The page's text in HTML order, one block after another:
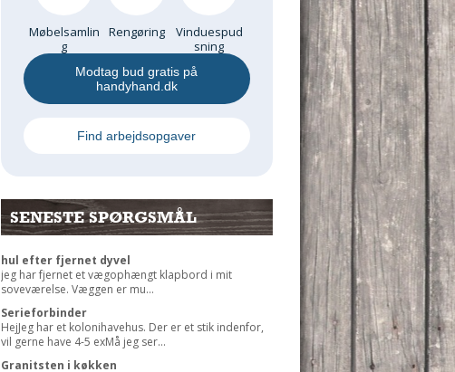
Møbelsamlin
g
Rengøring
Vinduespud
sning
Modtag bud gratis på
handyhand.dk
Find arbejdsopgaver
SENESTE SPØRGSMÅL
hul efter fjernet dyvel
jeg har fjernet et vægophængt klapbord i mit
soveværelse. Væggen er mu...
Serieforbinder
HejJeg har et kolonihavehus. Der er et stik indenfor,
vil gerne have 4-5 exMå jeg ser...
Granitsten i køkken